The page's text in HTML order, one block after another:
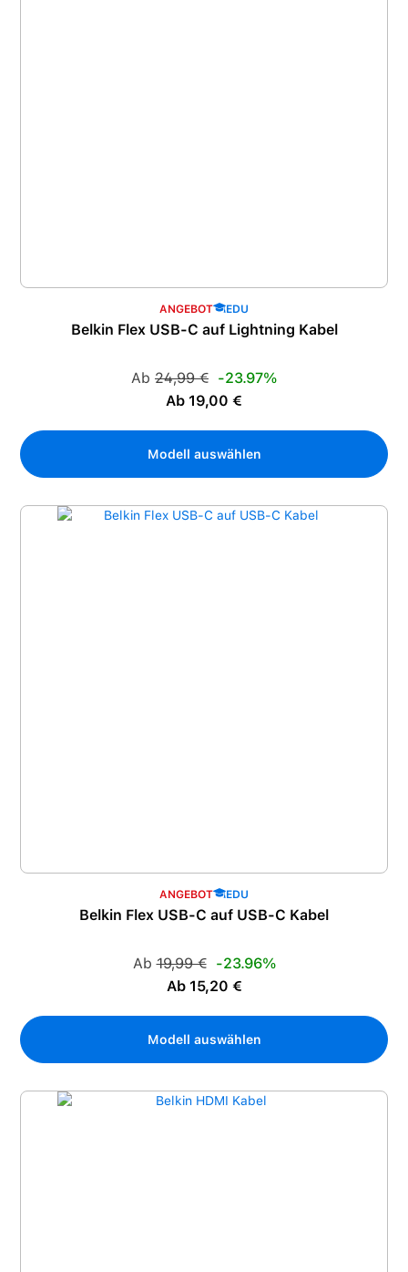
ANGEBOT EDU
Belkin Flex USB-C auf Lightning Kabel
Verkaufspreis:
Regulärer Preis:
Ab 24,99 € -23.97%
Ab 19,00 €
Modell auswählen
ANGEBOT EDU
Belkin Flex USB-C auf USB-C Kabel
Verkaufspreis:
Regulärer Preis:
Ab19,99 €
-23.96%
Ab 15,20 €
Modell auswählen